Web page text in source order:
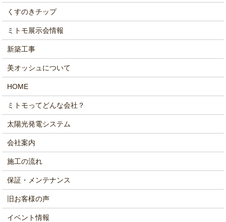
くすのきチップ
ミトモ展示会情報
新築工事
美オッシュについて
HOME
ミトモってどんな会社？
太陽光発電システム
会社案内
施工の流れ
保証・メンテナンス
旧お客様の声
イベント情報